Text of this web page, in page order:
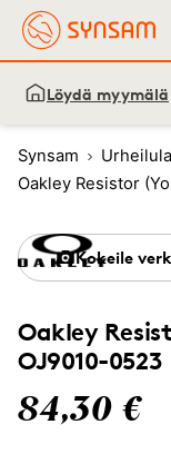
Löydä myymälä
Synsam
Oakley Resistor
Oakley
OJ9010-0523
84,30 €
Kokeile